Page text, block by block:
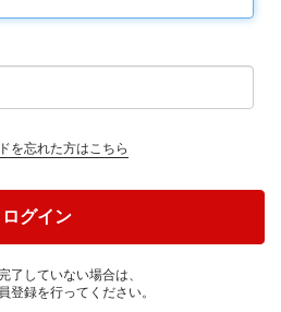
より、現在、以下の地域にお
や配送遅延が発生する可能性
る地域
生じる可能性がある地域
しますが、ご理解・ご了承賜
～8月16日）も、ご寄附のお申
を忘れた方はこちら
ログイン
了していない場合は、
登録を行ってください。